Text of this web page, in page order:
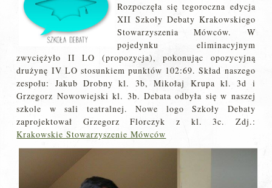
Rozpoczęła się tegoroczna edycja
XII Szkoły Debaty Krakowskiego
Stowarzyszenia Mówców. W
pojedynku eliminacyjnym
zwyciężyło II LO (propozycja), pokonując opozycyjną
drużynę IV LO stosunkiem punktów 102:69. Skład naszego
zespołu: Jakub Drobny kl. 3b, Mikołaj Krupa kl. 3d i
Grzegorz Nowowiejski kl. 3b. Debata odbyła się w naszej
szkole w sali teatralnej. Nowe logo Szkoły Debaty
zaprojektował Grzegorz Florczyk z kl. 3c. Zdj.:
Krakowskie Stowarzyszenie Mówców